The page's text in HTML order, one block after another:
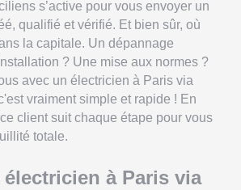
s’active pour vous envoyer un
qualifié et vérifié. Et bien sûr, où
la capitale. Un dépannage
? Une mise aux normes ?
avec un électricien à Paris via
vraiment simple et rapide ! En
client suit chaque étape pour vous
totale.
à Paris via